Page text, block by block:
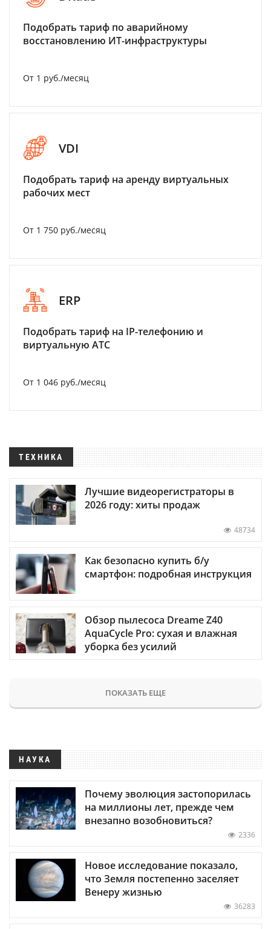
Подобрать тариф по аварийному
восстановлению ИТ-инфраструктуры
От 1 руб./месяц
VDI
Подобрать тариф на аренду виртуальных
рабочих мест
От 1 750 руб./месяц
ERP
Подобрать тариф на IP-телефонию и
виртуальную АТС
От 1 046 руб./месяц
ТЕХНИКА
Лучшие видеорегистраторы в
2026 году: хиты продаж
48734
Как безопасно купить б/у
смартфон: подробная инструкция
Обзор пылесоса Dreame Z40
AquaCycle Pro: сухая и влажная
уборка без усилий
ПОКАЗАТЬ ЕЩЕ
НАУКА
Почему эволюция застопорилась
на миллионы лет, прежде чем
внезапно возобновиться?
2336
Новое исследование показало,
что Земля постепенно заселяет
Венеру жизнью
36283